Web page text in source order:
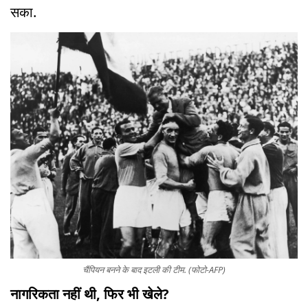
सका.
चैंपियन बनने के बाद इटली की टीम. (फोटो-AFP)
नागरिकता नहीं थी, फिर भी खेले?